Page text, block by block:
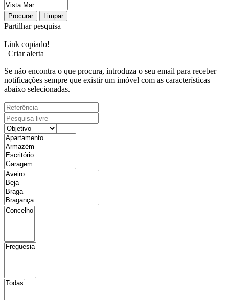
Procurar Limpar
Partilhar pesquisa
Link copiado!
Criar alerta
Se não encontra o que procura, introduza o seu email para receber
notificações sempre que existir um imóvel com as características
abaixo selecionadas.